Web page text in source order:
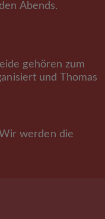
Abends.
gehören zum
und Thomas
werden die